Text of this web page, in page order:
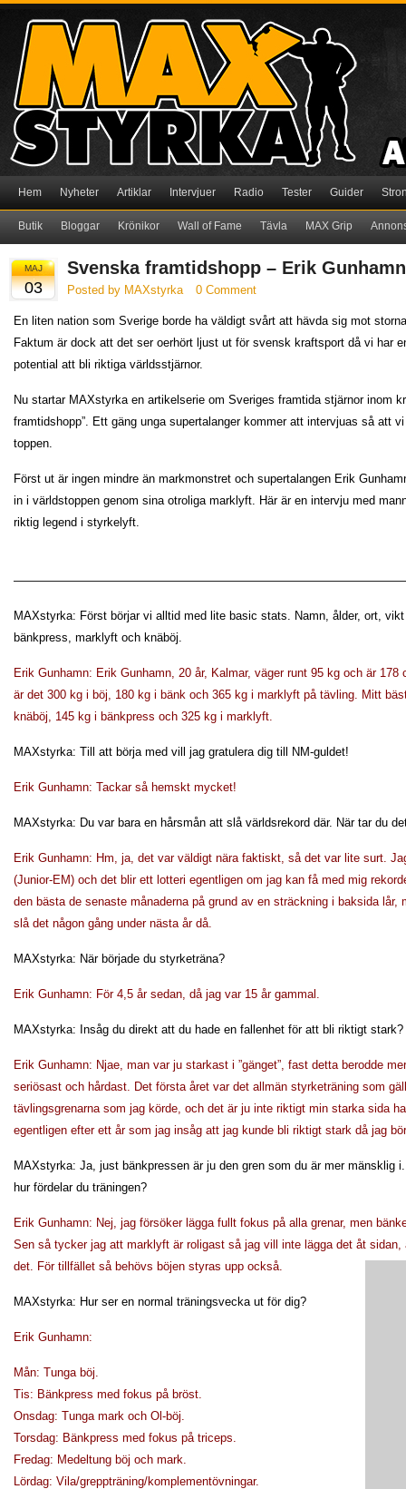
Hem Nyheter Artiklar Intervjuer Radio Tester Guider
Butik Bloggar Krönikor Wall of Fame Tävla MAX Grip
MAJ
03
Svenska framtidshopp – Erik Gunhamn
Posted by MAXstyrka 0 Comment
En liten nation som Sverige borde ha väldigt svårt att hävda sig mot
Faktum är dock att det ser oerhört ljust ut för svensk kraftsport då vi har
potential att bli riktiga världsstjärnor.
Nu startar MAXstyrka en artikelserie om Sveriges framtida stjärnor inom
framtidshopp”. Ett gäng unga supertalanger kommer att intervjuas så att
toppen.
Först ut är ingen mindre än markmonstret och supertalangen Erik
in i världstoppen genom sina otroliga marklyft. Här är en intervju med
riktig legend i styrkelyft.
MAXstyrka: Först börjar vi alltid med lite basic stats. Namn, ålder, ort,
bänkpress, marklyft och knäböj.
Erik Gunhamn: Erik Gunhamn, 20 år, Kalmar, väger runt 95 kg och är
är det 300 kg i böj, 180 kg i bänk och 365 kg i marklyft på tävling. Mitt
knäböj, 145 kg i bänkpress och 325 kg i marklyft.
MAXstyrka: Till att börja med vill jag gratulera dig till NM-guldet!
Erik Gunhamn: Tackar så hemskt mycket!
MAXstyrka: Du var bara en hårsmån att slå världsrekord där. När tar du
Erik Gunhamn: Hm, ja, det var väldigt nära faktiskt, så det var lite surt.
(Junior-EM) och det blir ett lotteri egentligen om jag kan få med mig
den bästa de senaste månaderna på grund av en sträckning i baksida lår,
slå det någon gång under nästa år då.
MAXstyrka: När började du styrketräna?
Erik Gunhamn: För 4,5 år sedan, då jag var 15 år gammal.
MAXstyrka: Insåg du direkt att du hade en fallenhet för att bli riktigt stark?
Erik Gunhamn: Njae, man var ju starkast i ”gänget”, fast detta berodde
seriösast och hårdast. Det första året var det allmän styrketräning som
tävlingsgrenarna som jag körde, och det är ju inte riktigt min starka sida
egentligen efter ett år som jag insåg att jag kunde bli riktigt stark då jag
MAXstyrka: Ja, just bänkpressen är ju den gren som du är mer mänsklig
hur fördelar du träningen?
Erik Gunhamn: Nej, jag försöker lägga fullt fokus på alla grenar, men
Sen så tycker jag att marklyft är roligast så jag vill inte lägga det åt sidan,
det. För tillfället så behövs böjen styras upp också.
MAXstyrka: Hur ser en normal träningsvecka ut för dig?
Erik Gunhamn:
Mån: Tunga böj.
Tis: Bänkpress med fokus på bröst.
Onsdag: Tunga mark och Ol-böj.
Torsdag: Bänkpress med fokus på triceps.
Fredag: Medeltung böj och mark.
Lördag: Vila/greppträning/komplementövningar.